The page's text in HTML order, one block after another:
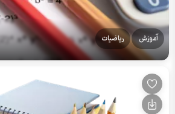
آموزش ریاضیات